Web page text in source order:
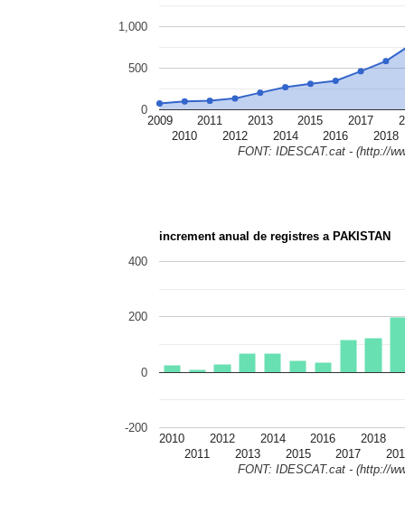
2009
2010
2011
2012
2013
2014
2015
2016
2017
2018
0
500
1,000
FONT: IDESCAT.cat - (http://
increment anual de registres a PAKISTAN
2010
2011
2012
2013
2014
2015
2016
2017
2018
-200
0
200
400
FONT: IDESCAT.cat - (http://